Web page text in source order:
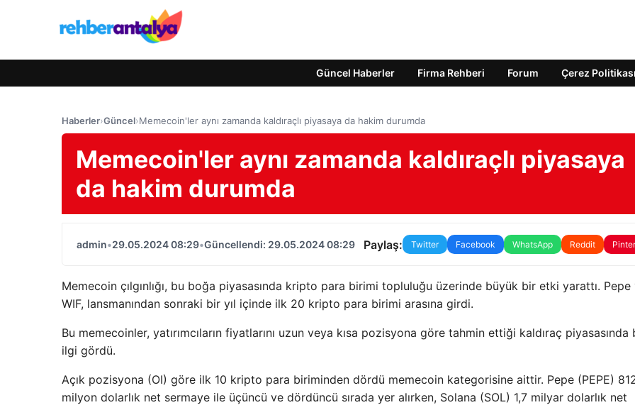
Güncel Haberler Firma Rehberi Forum Çerez Politikası
Haberler›Güncel›Memecoin'ler aynı zamanda kaldıraçlı piyasaya da hakim durumda
Memecoin'ler aynı zamanda kaldıraçlı piyasaya
da hakim durumda
admin•29.05.2024 08:29•Güncellendi: 29.05.2024 08:29 Paylaş: Twitter Facebook WhatsApp Reddit
Memecoin çılgınlığı, bu boğa piyasasında kripto para birimi topluluğu üzerinde büyük bir etki yarattı. Pepe
WIF, lansmanından sonraki bir yıl içinde ilk 20 kripto para birimi arasına girdi.
Bu memecoinler, yatırımcıların fiyatlarını uzun veya kısa pozisyona göre tahmin ettiği kaldıraç piyasasında
ilgi gördü.
Açık pozisyona (OI) göre ilk 10 kripto para biriminden dördü memecoin kategorisine aittir. Pepe (PEPE)
milyon dolarlık net sermaye ile üçüncü ve dördüncü sırada yer alırken, Solana (SOL) 1,7 milyar dolarlık net